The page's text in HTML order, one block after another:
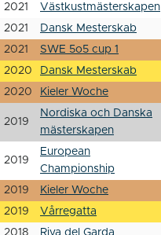
2021 Västkustmästerskapen
2021
Dansk Mesterskab
2021
SWE 5o5 cup 1
2020
Dansk Mesterskab
2020
Kieler Woche
2019
Nordiska och Danska
mästerskapen
2019
European
Championship
2019 Kieler Woche
2019
Vårregatta